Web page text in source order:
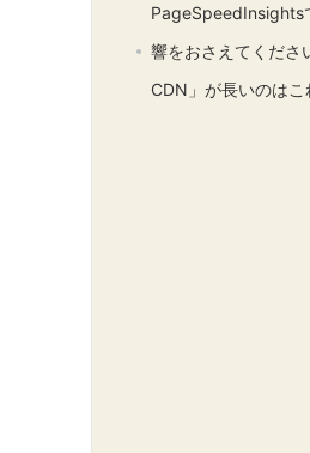
PageSpeedInsights
響をおさえてくださ
CDN」が長いのはこ